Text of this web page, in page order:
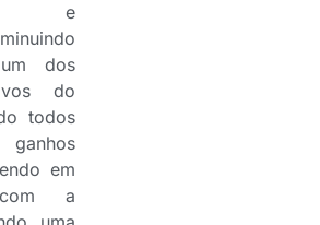
e
dos
do
todos
em
com a